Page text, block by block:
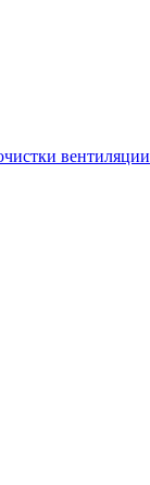
вентиляции